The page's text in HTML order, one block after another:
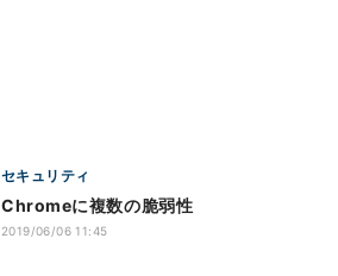
セキュリティ
Chromeに複数の脆弱性
2019/06/06 11:45